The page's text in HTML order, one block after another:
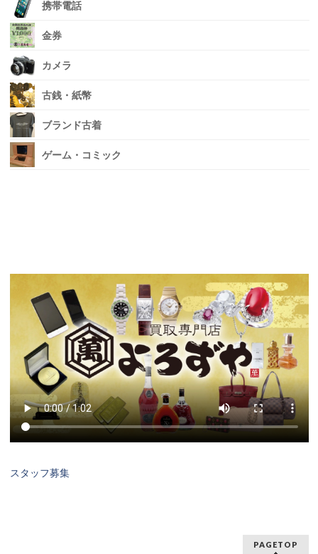
携帯電話
金券
カメラ
古銭・紙幣
ブランド古着
ゲーム・コミック
スタッフ募集
PAGETOP